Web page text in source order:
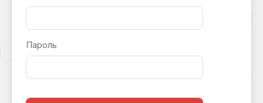
Пароль